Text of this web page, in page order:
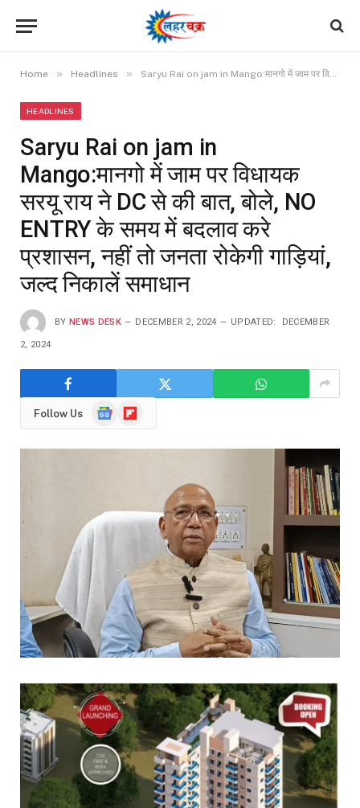
Home » Headlines » Saryu Rai on jam in Mango:मानगो में जाम पर विधायक सरयू राय ने DC से की बात, बोले, NO ENTRY के समय में बदलाव करे प्रशासन, नहीं तो जनता रोकेगी गाड़ियां, जल्द निकालें समाधान
HEADLINES
Saryu Rai on jam in
Mango:मानगो में जाम पर विधायक
सरयू राय ने DC से की बात, बोले, NO
ENTRY के समय में बदलाव करे
प्रशासन, नहीं तो जनता रोकेगी गाड़ियां,
जल्द निकालें समाधान
BY NEWS DESK DECEMBER 2, 2024 UPDATED: DECEMBER
2, 2024
Follow Us
GoogleFlipboard